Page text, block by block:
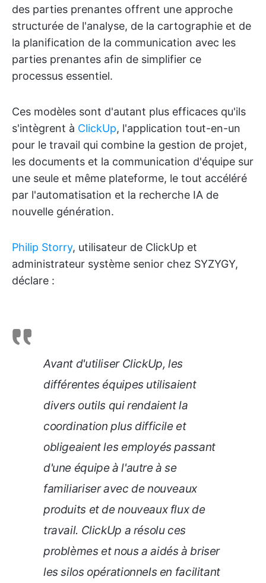
des parties prenantes offrent une approche
structurée de l'analyse, de la cartographie et de
la planification de la communication avec les
parties prenantes afin de simplifier ce
processus essentiel.
Ces modèles sont d'autant plus efficaces qu'ils
s'intègrent à ClickUp, l'application tout-en-un
pour le travail qui combine la gestion de projet,
les documents et la communication d'équipe sur
une seule et même plateforme, le tout accéléré
par l'automatisation et la recherche IA de
nouvelle génération.
Philip Storry, utilisateur de ClickUp et
administrateur système senior chez SYZYGY,
déclare :
Avant d'utiliser ClickUp, les
différentes équipes utilisaient
divers outils qui rendaient la
coordination plus difficile et
obligeaient les employés passant
d'une équipe à l'autre à se
familiariser avec de nouveaux
produits et de nouveaux flux de
travail. ClickUp a résolu ces
problèmes et nous a aidés à briser
les silos opérationnels en facilitant